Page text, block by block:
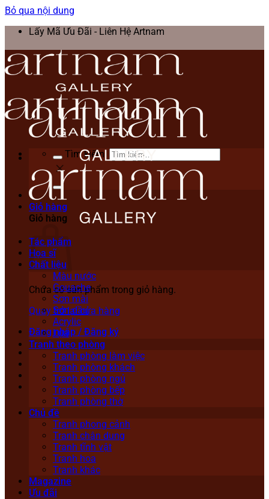
Bỏ qua nội dung
Lấy Mã Ưu Đãi - Liên Hệ Artnam
Tìm kiếm:
Giỏ hàng
Giỏ hàng
Chưa có sản phẩm trong giỏ hàng.
Quay trở lại cửa hàng
Đăng nhập / Đăng ký
Tác phẩm
Họa sĩ
Chất liệu
Màu nước
Gouache
Sơn mài
Sơn dầu
Acrylic
Lụa
Tranh theo phòng
Tranh phòng làm việc
Tranh phòng khách
Tranh phòng ngủ
Tranh phòng bếp
Tranh phòng thờ
Chủ đề
Tranh phong cảnh
Tranh chân dung
Tranh tĩnh vật
Tranh hoa
Tranh khác
Magazine
Ưu đãi